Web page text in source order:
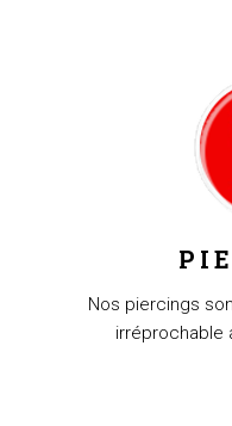
Nos piercings
irréprochable